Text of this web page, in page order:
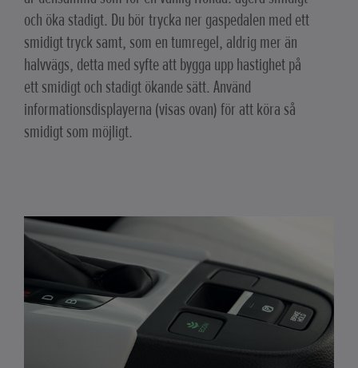
och öka stadigt. Du bör trycka ner gaspedalen med ett
smidigt tryck samt, som en tumregel, aldrig mer än
halvvägs, detta med syfte att bygga upp hastighet på
ett smidigt och stadigt ökande sätt. Använd
informationsdisplayerna (visas ovan) för att köra så
smidigt som möjligt.